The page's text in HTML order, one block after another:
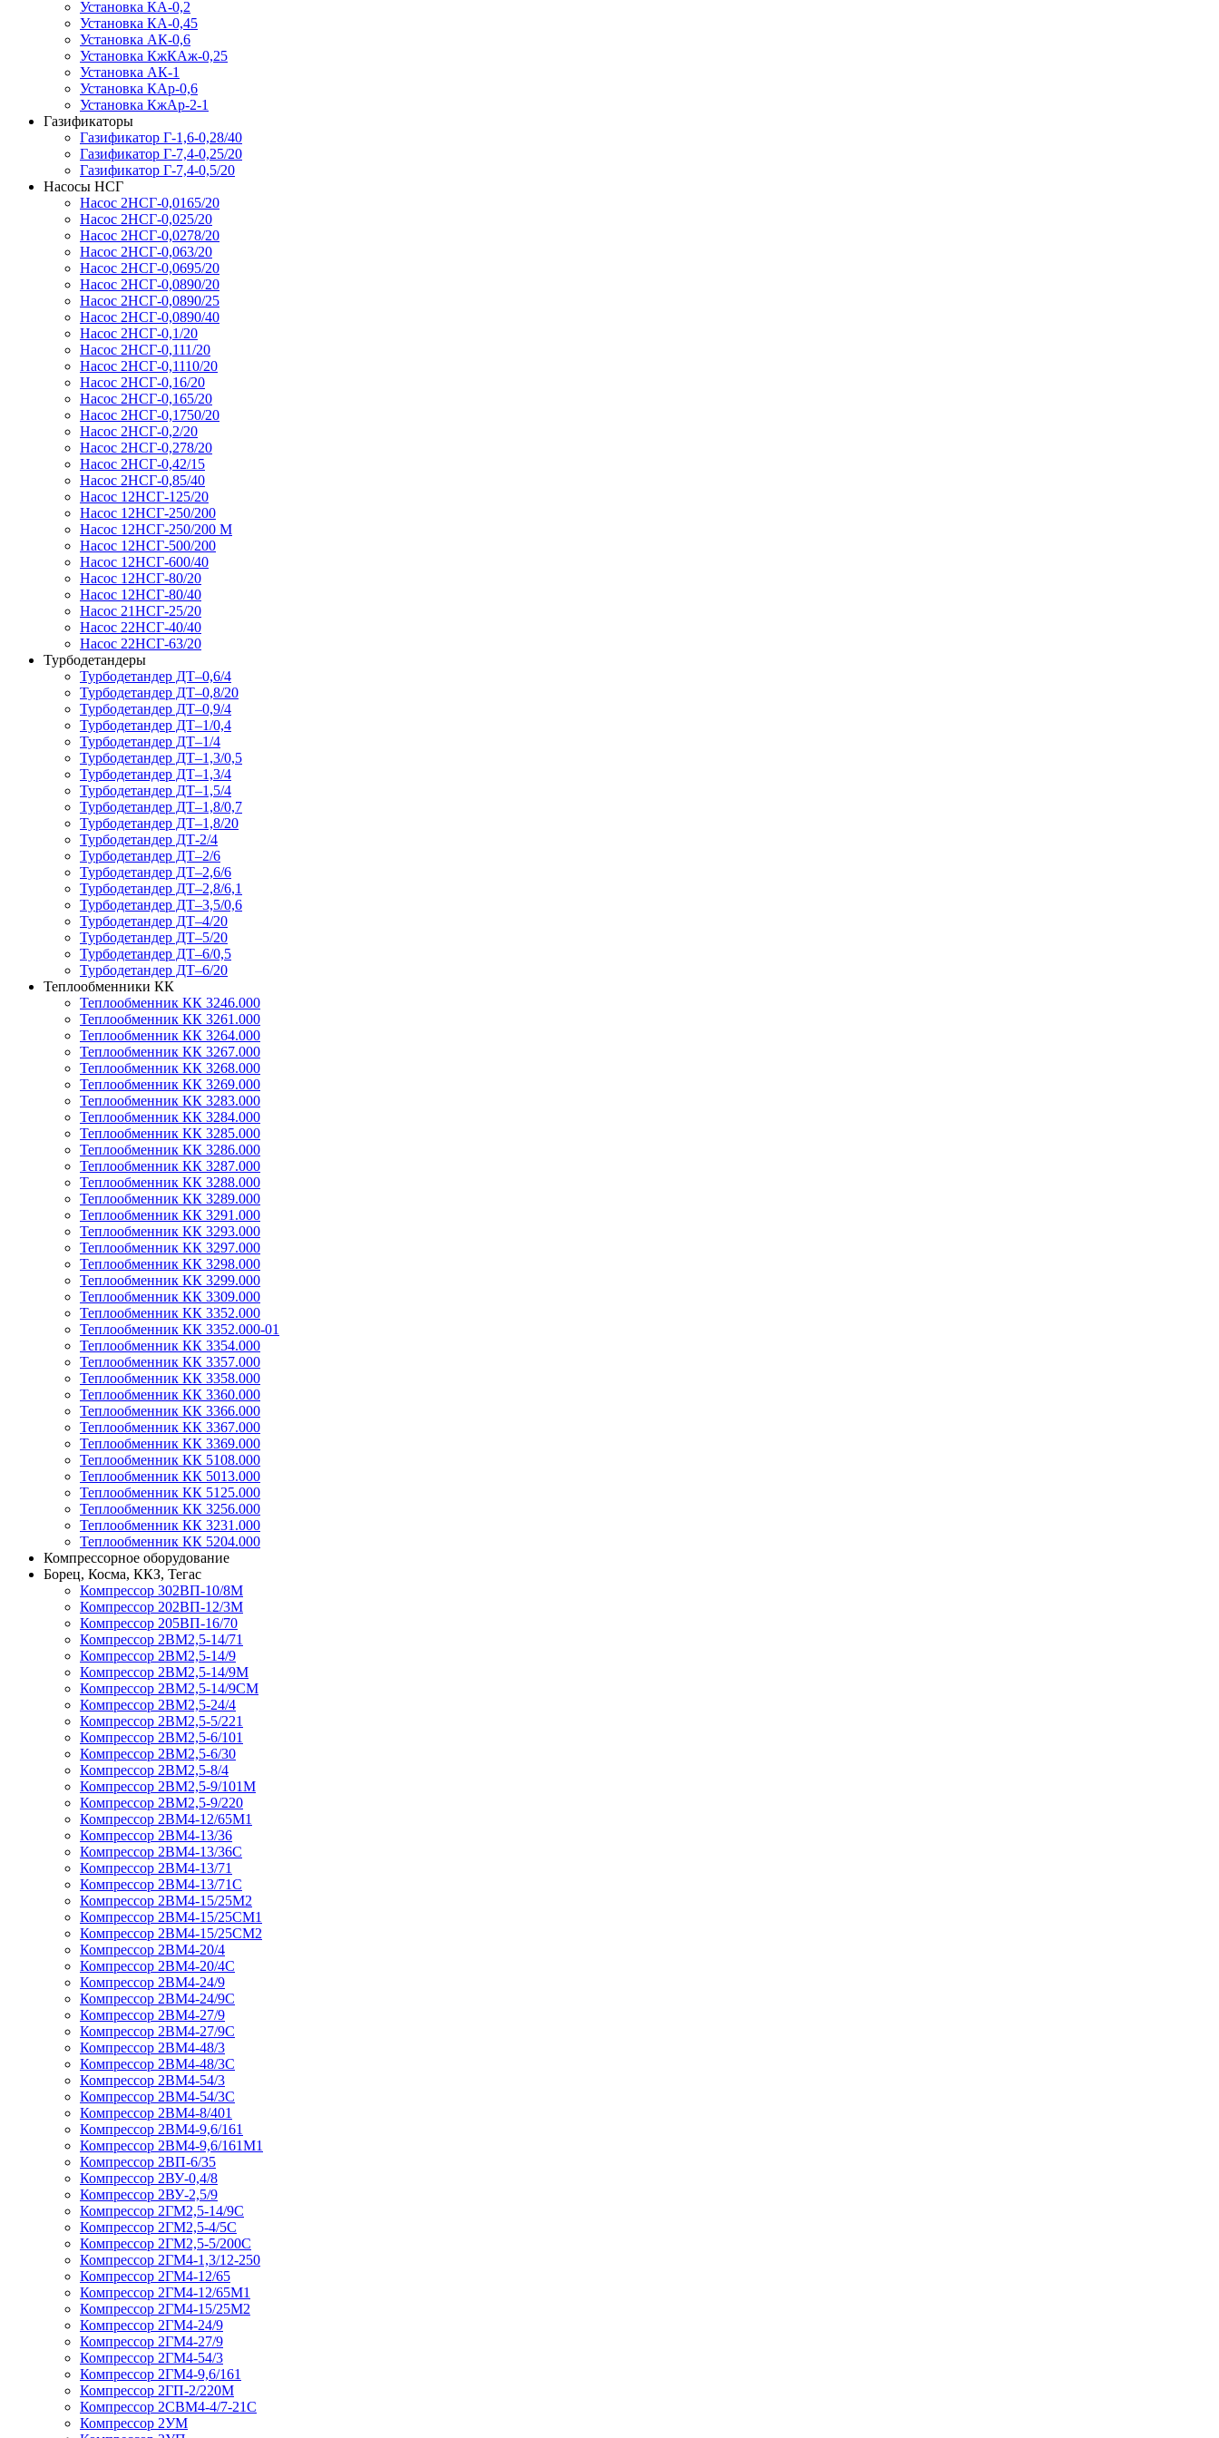
Установка КА-0,2
Установка КА-0,45
Установка АК-0,6
Установка КжКАж-0,25
Установка АК-1
Установка КАр-0,6
Установка КжАр-2-1
Газификаторы
Газификатор Г-1,6-0,28/40
Газификатор Г-7,4-0,25/20
Газификатор Г-7,4-0,5/20
Насосы НСГ
Насос 2НСГ-0,0165/20
Насос 2НСГ-0,025/20
Насос 2НСГ-0,0278/20
Насос 2НСГ-0,063/20
Насос 2НСГ-0,0695/20
Насос 2НСГ-0,0890/20
Насос 2НСГ-0,0890/25
Насос 2НСГ-0,0890/40
Насос 2НСГ-0,1/20
Насос 2НСГ-0,111/20
Насос 2НСГ-0,1110/20
Насос 2НСГ-0,16/20
Насос 2НСГ-0,165/20
Насос 2НСГ-0,1750/20
Насос 2НСГ-0,2/20
Насос 2НСГ-0,278/20
Насос 2НСГ-0,42/15
Насос 2НСГ-0,85/40
Насос 12НСГ-125/20
Насос 12НСГ-250/200
Насос 12НСГ-250/200 М
Насос 12НСГ-500/200
Насос 12НСГ-600/40
Насос 12НСГ-80/20
Насос 12НСГ-80/40
Насос 21НСГ-25/20
Насос 22НСГ-40/40
Насос 22НСГ-63/20
Турбодетандеры
Турбодетандер ДТ–0,6/4
Турбодетандер ДТ–0,8/20
Турбодетандер ДТ–0,9/4
Турбодетандер ДТ–1/0,4
Турбодетандер ДТ–1/4
Турбодетандер ДТ–1,3/0,5
Турбодетандер ДТ–1,3/4
Турбодетандер ДТ–1,5/4
Турбодетандер ДТ–1,8/0,7
Турбодетандер ДТ–1,8/20
Турбодетандер ДТ-2/4
Турбодетандер ДТ–2/6
Турбодетандер ДТ–2,6/6
Турбодетандер ДТ–2,8/6,1
Турбодетандер ДТ–3,5/0,6
Турбодетандер ДТ–4/20
Турбодетандер ДТ–5/20
Турбодетандер ДТ–6/0,5
Турбодетандер ДТ–6/20
Теплообменники КК
Теплообменник КК 3246.000
Теплообменник КК 3261.000
Теплообменник КК 3264.000
Теплообменник КК 3267.000
Теплообменник КК 3268.000
Теплообменник КК 3269.000
Теплообменник КК 3283.000
Теплообменник КК 3284.000
Теплообменник КК 3285.000
Теплообменник КК 3286.000
Теплообменник КК 3287.000
Теплообменник КК 3288.000
Теплообменник КК 3289.000
Теплообменник КК 3291.000
Теплообменник КК 3293.000
Теплообменник КК 3297.000
Теплообменник КК 3298.000
Теплообменник КК 3299.000
Теплообменник КК 3309.000
Теплообменник КК 3352.000
Теплообменник КК 3352.000-01
Теплообменник КК 3354.000
Теплообменник КК 3357.000
Теплообменник КК 3358.000
Теплообменник КК 3360.000
Теплообменник КК 3366.000
Теплообменник КК 3367.000
Теплообменник КК 3369.000
Теплообменник КК 5108.000
Теплообменник КК 5013.000
Теплообменник КК 5125.000
Теплообменник КК 3256.000
Теплообменник КК 3231.000
Теплообменник КК 5204.000
Компрессорное оборудование
Борец, Косма, ККЗ, Тегас
Компрессор 302ВП-10/8М
Компрессор 202ВП-12/3М
Компрессор 205ВП-16/70
Компрессор 2ВМ2,5-14/71
Компрессор 2ВМ2,5-14/9
Компрессор 2ВМ2,5-14/9М
Компрессор 2ВМ2,5-14/9СМ
Компрессор 2ВМ2,5-24/4
Компрессор 2ВМ2,5-5/221
Компрессор 2ВМ2,5-6/101
Компрессор 2ВМ2,5-6/30
Компрессор 2ВМ2,5-8/4
Компрессор 2ВМ2,5-9/101М
Компрессор 2ВМ2,5-9/220
Компрессор 2ВМ4-12/65М1
Компрессор 2ВМ4-13/36
Компрессор 2ВМ4-13/36С
Компрессор 2ВМ4-13/71
Компрессор 2ВМ4-13/71С
Компрессор 2ВМ4-15/25М2
Компрессор 2ВМ4-15/25СМ1
Компрессор 2ВМ4-15/25СМ2
Компрессор 2ВМ4-20/4
Компрессор 2ВМ4-20/4С
Компрессор 2ВМ4-24/9
Компрессор 2ВМ4-24/9С
Компрессор 2ВМ4-27/9
Компрессор 2ВМ4-27/9С
Компрессор 2ВМ4-48/3
Компрессор 2ВМ4-48/3С
Компрессор 2ВМ4-54/3
Компрессор 2ВМ4-54/3С
Компрессор 2ВМ4-8/401
Компрессор 2ВМ4-9,6/161
Компрессор 2ВМ4-9,6/161М1
Компрессор 2ВП-6/35
Компрессор 2ВУ-0,4/8
Компрессор 2ВУ-2,5/9
Компрессор 2ГМ2,5-14/9С
Компрессор 2ГМ2,5-4/5С
Компрессор 2ГМ2,5-5/200С
Компрессор 2ГМ4-1,3/12-250
Компрессор 2ГМ4-12/65
Компрессор 2ГМ4-12/65М1
Компрессор 2ГМ4-15/25М2
Компрессор 2ГМ4-24/9
Компрессор 2ГМ4-27/9
Компрессор 2ГМ4-54/3
Компрессор 2ГМ4-9,6/161
Компрессор 2ГП-2/220М
Компрессор 2СВМ4-4/7-21С
Компрессор 2УМ